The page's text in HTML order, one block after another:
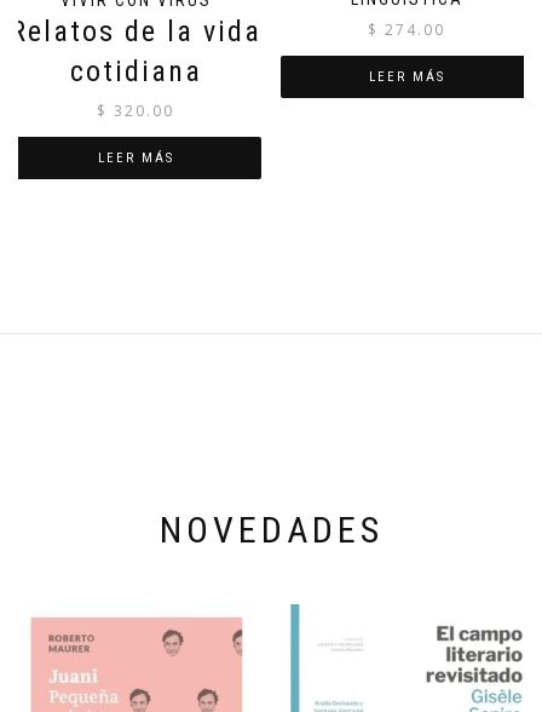
Relatos de la vida
cotidiana
$ 320.00
LEER MÁS
$ 274.00
LEER MÁS
NOVEDADES